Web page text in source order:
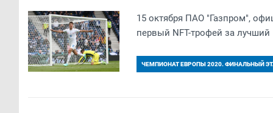
​15 октября ПАО "Газпром",
первый NFT-трофей за лучший
ЧЕМПИОНАТ ЕВРОПЫ 2020. ФИНАЛЬНЫЙ